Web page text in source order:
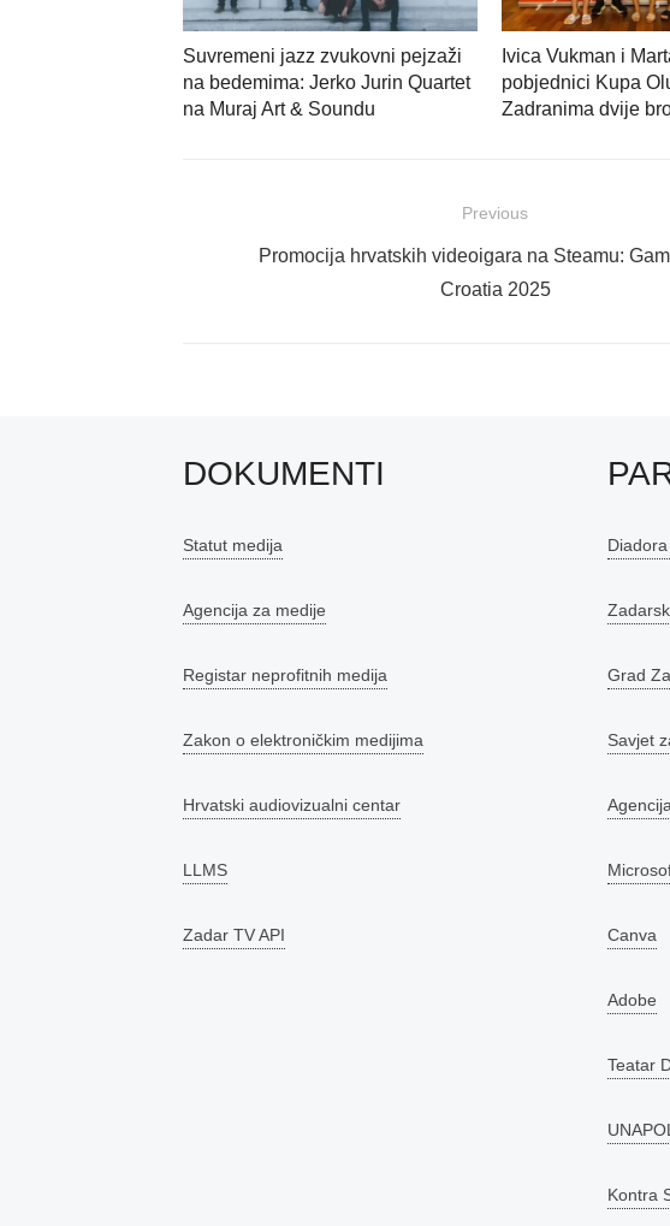
Suvremeni jazz zvukovni pejzaži
na bedemima: Jerko Jurin Quartet
na Muraj Art & Soundu
Ivica Vukman i
pobjednici Kupa
Zadranima dvije
objava
Previous
Previous
Promocija hrvatskih videoigara na Steamu:
Croatia 2025
DOKUMENTI
Statut medija
Agencija za medije
Registar neprofitnih medija
Zakon o elektroničkim medijima
Hrvatski audiovizualni centar
LLMS
Zadar TV API
Grad
Savjet
Canva
Adobe
Teatar
Kontra